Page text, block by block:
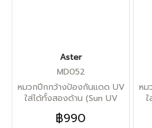
Aster
MD052
หมวกปีกกว้างป้องกันแดด UV
ใส่ได้ทั้งสองด้าน (Sun UV
Protection)
฿990
หม